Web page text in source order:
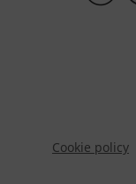
Cookie policy